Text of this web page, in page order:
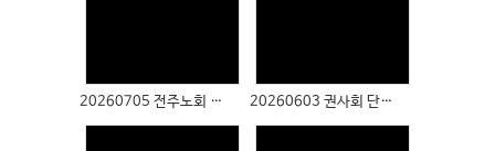
20260705 전주노회 남선교회 장학금 수여식 (아동부 박선우 학생) 20260603 권사회 단합대회